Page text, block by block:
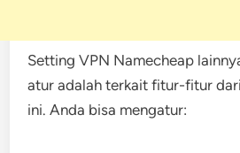
Setting VPN Namecheap
atur adalah terkait fitur-fitur
ini. Anda bisa mengatur: